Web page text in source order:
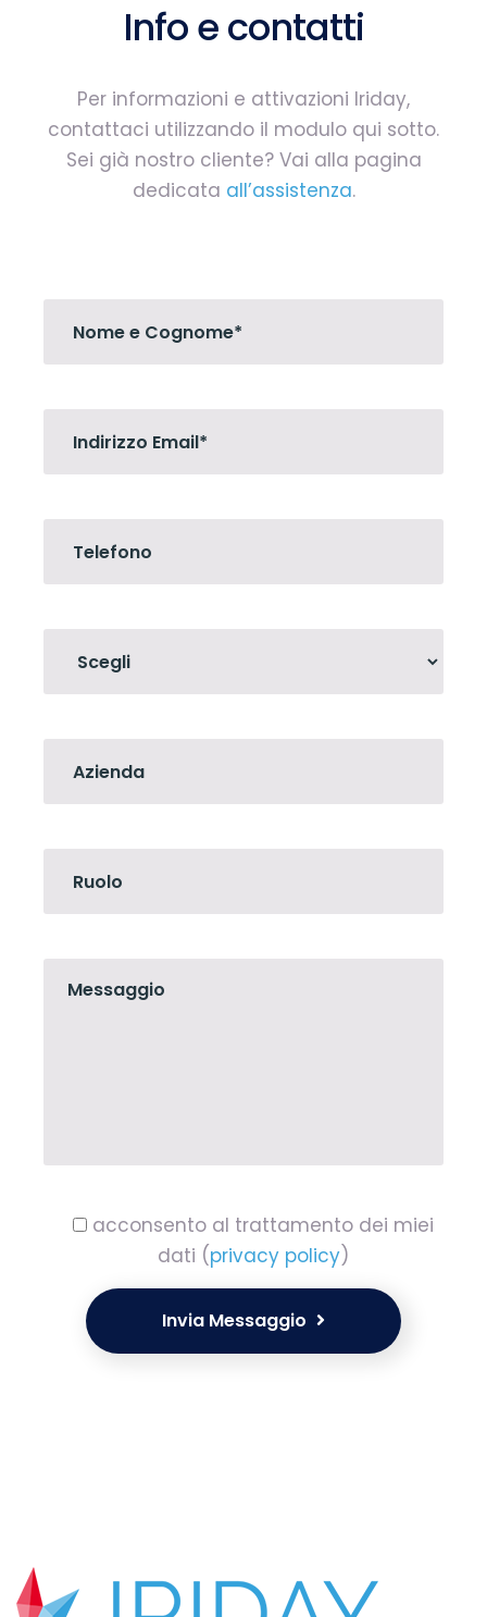
Info e contatti
Per informazioni e attivazioni Iriday,
contattaci utilizzando il modulo qui sotto.
Sei già nostro cliente? Vai alla pagina
dedicata all’assistenza.
acconsento al trattamento dei miei
dati (privacy policy)
Invia Messaggio